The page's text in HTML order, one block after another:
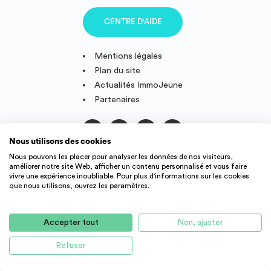
avec frigo, évier inox et placards de rangement, et enfin d’une
pièce à vivre lumineuse avec dressing incorporé au mur.
Mentions légales
Plan du site
Actualités ImmoJeune
Partenaires
CENTRE D'AIDE
Suivez-nous
Des offres de logement étudiant et jeune actif dans toute la
France : résidence étudiant, agence immobilière, location
d'appartement, studio, colocation, etc.
Nous utilisons des cookies
Nous pouvons les placer pour analyser les données de nos visiteurs,
améliorer notre site Web, afficher un contenu personnalisé et vous faire
vivre une expérience inoubliable. Pour plus d'informations sur les cookies
que nous utilisons, ouvrez les paramètres.
Accepter tout Non, ajuster
Refuser